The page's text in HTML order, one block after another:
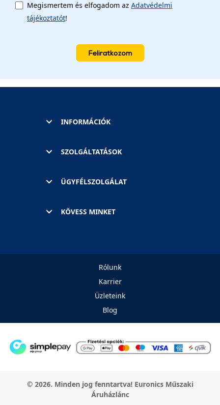
Megismertem és elfogadom az Adatvédelmi
tájékoztatót!
Feliratkozom
INFORMÁCIÓK
SZOLGÁLTATÁSOK
ÜGYFÉLSZOLGÁLAT
KÖVESS MINKET
Rólunk
Karrier
Üzleteink
Blog
© 2026. Minden jog fenntartva! Euronics Műszaki
Áruházlánc